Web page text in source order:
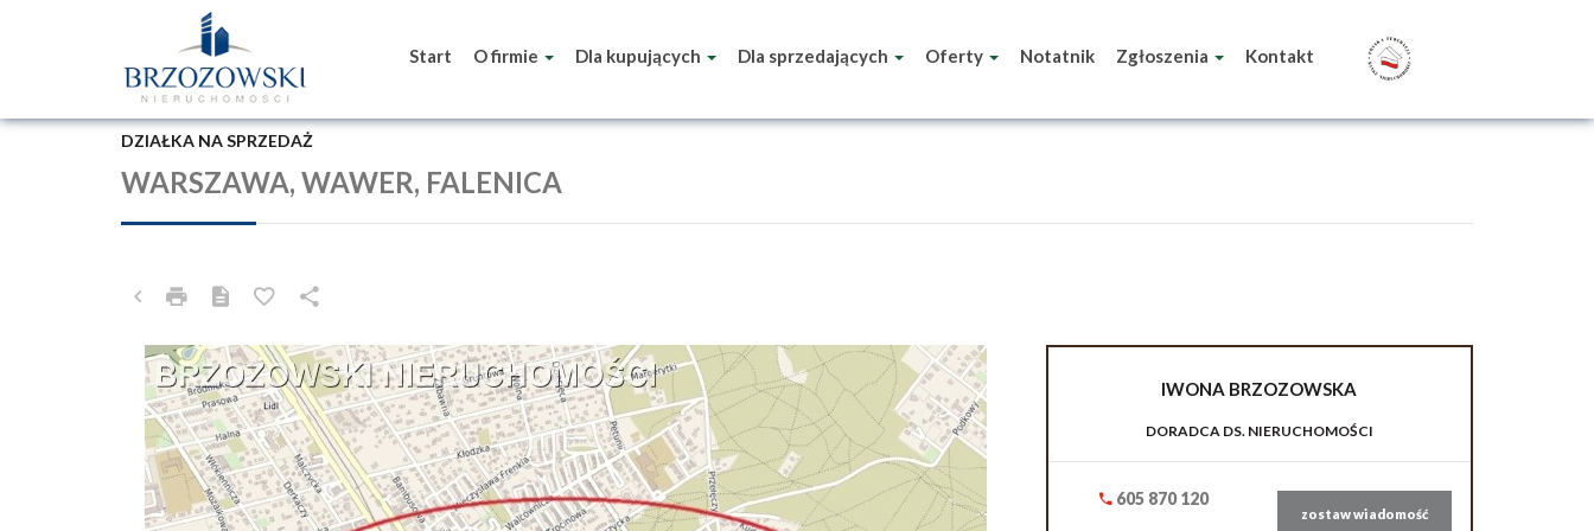
Start O firmie Dla kupujących Dla sprzedających Oferty Notatnik Zgłoszenia Kontakt
WARSZAWA, WAWER, FALENICA
DZIAŁKA NA SPRZEDAŻ
IWONA BRZOZOWSKA
DORADCA DS. NIERUCHOMOŚCI
605 870 120
zostaw wiadomość